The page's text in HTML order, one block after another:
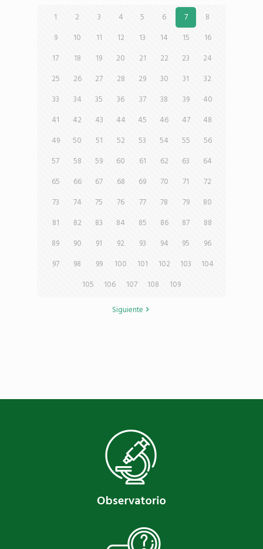
1 2 3 4 5 6 7
8
9
10 11 12 13 14 15
16
17
18 19 20 21 22 23
24
25
26 27 28 29 30 31
32
33
34 35 36 37 38 39
40
41
42 43 44 45 46 47
48
49
50 51 52 53 54 55
56
57
58 59 60 61 62 63
64
65
66 67 68 69 70 71
72
73
74 75 76 77 78 79
80
81
82 83 84 85 86 87
88
89
90 91 92 93 94 95
96
97
98 99 100 101 102 103
104
105
106 107 108 109
Siguiente